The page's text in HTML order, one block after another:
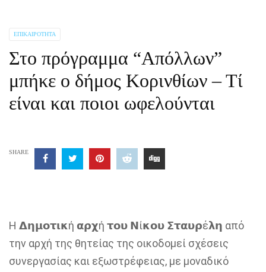
ΕΠΙΚΑΙΡΌΤΗΤΑ
Στο πρόγραμμα “Απόλλων”
μπήκε ο δήμος Κορινθίων – Τί
είναι και ποιοι ωφελούνται
SHARE
Η 𝝙𝝶𝝻𝝾𝞃𝝸𝝹ή 𝝰𝞀𝞆ή 𝞃𝝾𝞄 𝝢ί𝝹𝝾𝞄 𝝨𝞃𝝰𝞄𝞀έ𝝺𝝶 από
την αρχή της θητείας της οικοδομεί σχέσεις
συνεργασίας και εξωστρέφειας, με μοναδικό